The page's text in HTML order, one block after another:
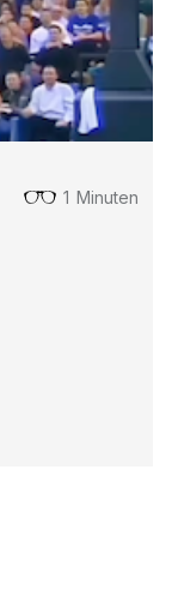
1 Minuten